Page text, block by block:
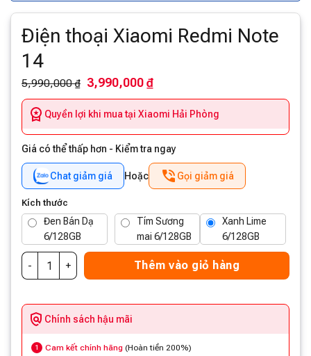
Điện thoại Xiaomi Redmi Note
14
5,990,000 ₫ 3,990,000 ₫
Quyền lợi khi mua tại Xiaomi Hải Phòng
Giá có thể thấp hơn - Kiểm tra ngay
Chat giảm giá Hoặc Gọi giảm giá
Kích thước
Đen Bán Dạ
6/128GB
Tím Sương
mai 6/128GB
Xanh Lime
6/128GB
Thêm vào giỏ hàng
Chính sách hậu mãi
1 Cam kết chính hãng (Hoàn tiền 200%)